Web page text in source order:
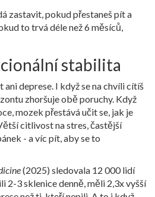
zastavit, pokud přestaneš pít a
to trvá déle než 6 měsíců,
stabilita
deprese. I když se na chvíli cítíš
zhoršuje obě poruchy. Když
mozek přestává učit se, jak je
citlivost na stres, častější
- a víc pít, aby se to
(2025) sledovala 12 000 lidí
2-3 sklenice denně, měli 2,3x vyšší